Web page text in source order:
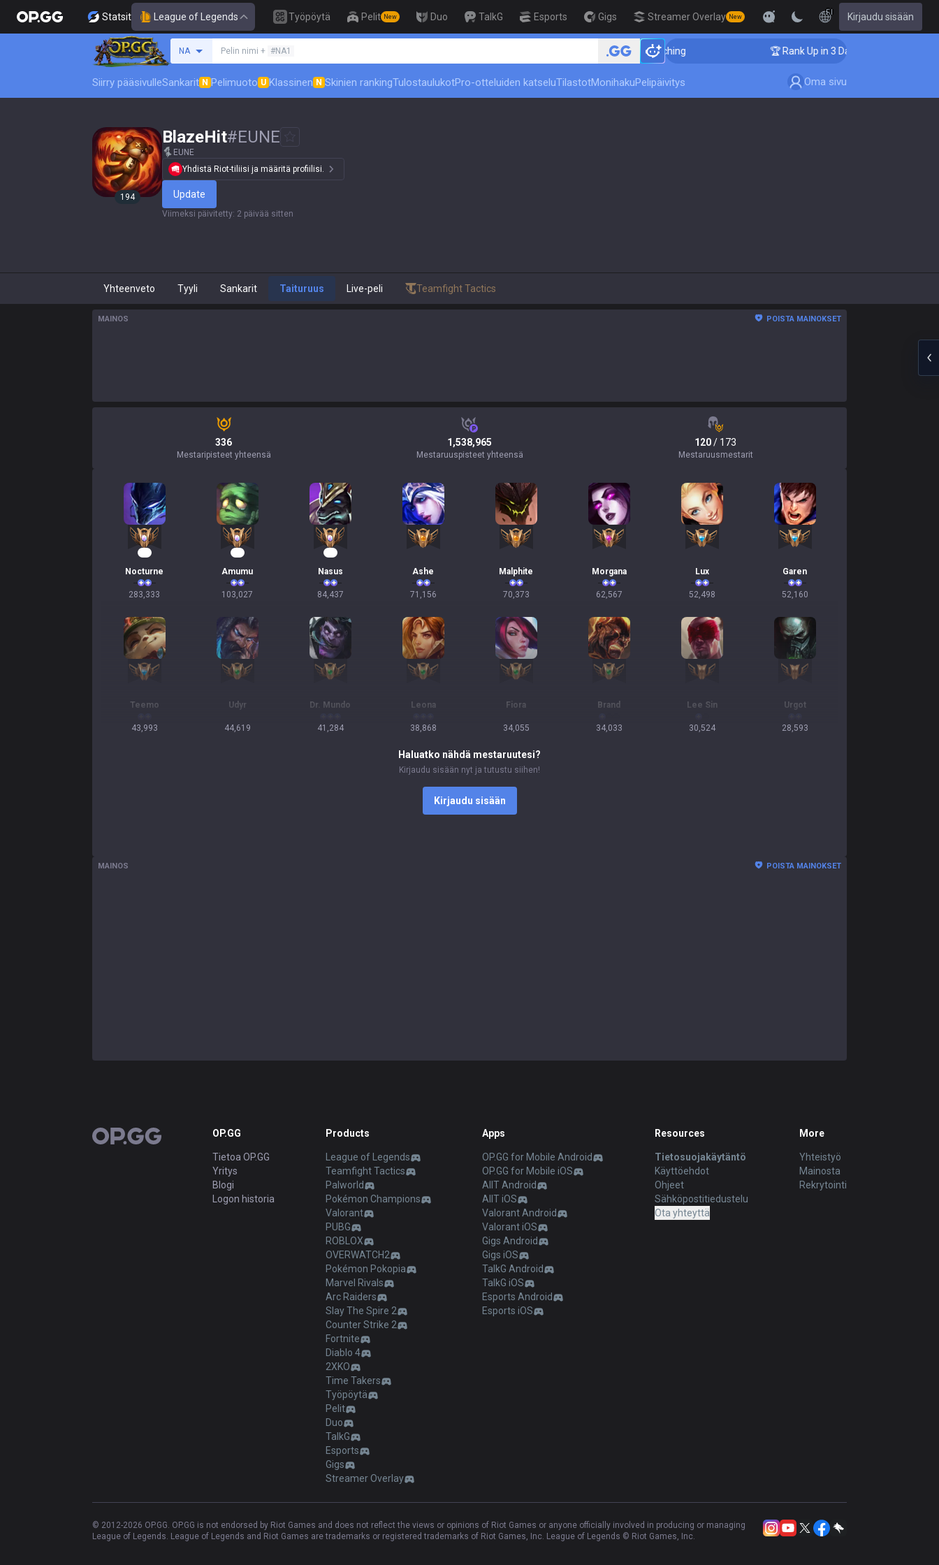
Statsit League of Legends Työpöytä Pelit New Duo TalkG Esports Gigs Streamer Overlay New
FI Kirjaudu sisään
NA
Hae summoneria
Pelin nimi + #NA1 🏆 Rank Up in 3 Days! Challenger Coaching 🏆 Rank Up in 3 Days! Challenger
Siirry pääsivulleSankarit N Pelimuoto U Klassinen N Skinien rankingTulostaulukotPro-otteluiden katseluTilastotMonihakuPelipäivitys Oma sivu
194
BlazeHit#EUNE
EUNE
Yhdistä Riot-tiliisi ja määritä profiilisi.
Update
Viimeksi päivitetty: 2 päivää sitten
Yhteenveto Tyyli Sankarit Taituruus Live-peli Teamfight Tactics
MAINOS POISTA MAINOKSET
336
Mestaripisteet yhteensä
1,538,965
Mestaruuspisteet yhteensä
120/ 173
Mestaruusmestarit
28
Nocturne
283,333
12
Amumu
103,027
10
Nasus
84,437
Ashe
71,156
Malphite
70,373
Morgana
62,567
Lux
52,498
Garen
52,160
Teemo
43,993
Udyr
44,619
Dr. Mundo
41,284
Leona
38,868
Fiora
34,055
Brand
34,033
Lee Sin
30,524
Urgot
28,593
Haluatko nähdä mestaruutesi?
Kirjaudu sisään nyt ja tutustu siihen!
Kirjaudu sisään
MAINOS POISTA MAINOKSET
OP.GG OP.GG
Tietoa OP.GG
Yritys
Blogi
Logon historia
Products
League of Legends
Teamfight Tactics
Palworld
Pokémon Champions
Valorant
PUBG
ROBLOX
OVERWATCH2
Pokémon Pokopia
Marvel Rivals
Arc Raiders
Slay The Spire 2
Counter Strike 2
Fortnite
Diablo 4
2XKO
Time Takers
Työpöytä
Pelit
Duo
TalkG
Esports
Gigs
Streamer Overlay
Apps
OP.GG for Mobile Android
OP.GG for Mobile iOS
AllT Android
AllT iOS
Valorant Android
Valorant iOS
Gigs Android
Gigs iOS
TalkG Android
TalkG iOS
Esports Android
Esports iOS
Resources
Tietosuojakäytäntö
Käyttöehdot
Ohjeet
Sähköpostitiedustelu
Ota yhteyttä
More
Yhteistyö
Mainosta
Rekrytointi
© 2012-2026 OP.GG. OP.GG is not endorsed by Riot Games and does not reflect the views or opinions of Riot Games or anyone officially involved in producing or managing
League of Legends. League of Legends and Riot Games are trademarks or registered trademarks of Riot Games, Inc. League of Legends © Riot Games, Inc.